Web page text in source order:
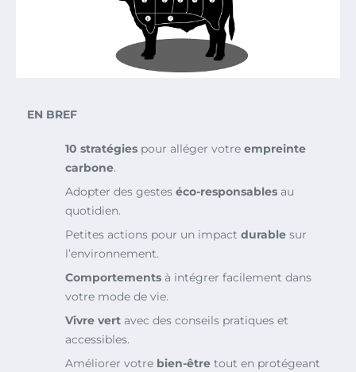
EN BREF
10 stratégies pour alléger votre empreinte
carbone.
Adopter des gestes éco-responsables au
quotidien.
Petites actions pour un impact durable sur
l’environnement.
Comportements à intégrer facilement dans
votre mode de vie.
Vivre vert avec des conseils pratiques et
accessibles.
Améliorer votre bien-être tout en protégeant